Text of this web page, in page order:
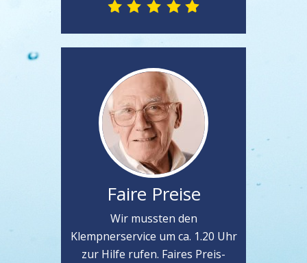
Faire Preise
Wir mussten den
Klempnerservice um ca. 1.20 Uhr
zur Hilfe rufen. Faires Preis-